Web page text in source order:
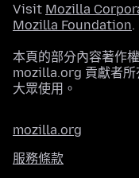
Visit Mozilla
Mozilla Foundation.
本頁的部分內容著作
mozilla.org 貢獻者所
大眾使用。
mozilla.org
服務條款